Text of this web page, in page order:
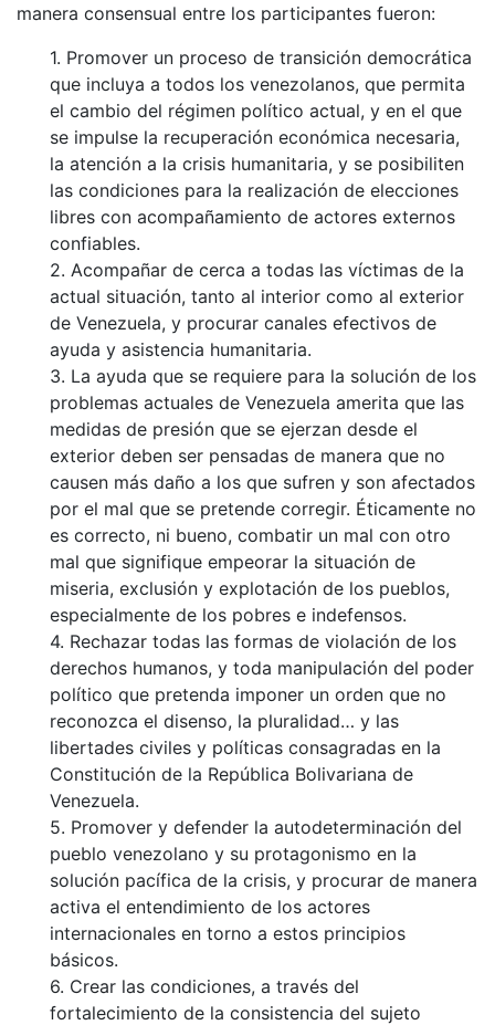
manera consensual entre los participantes fueron:
1. Promover un proceso de transición democrática
que incluya a todos los venezolanos, que permita
el cambio del régimen político actual, y en el que
se impulse la recuperación económica necesaria,
la atención a la crisis humanitaria, y se posibiliten
las condiciones para la realización de elecciones
libres con acompañamiento de actores externos
confiables.
2. Acompañar de cerca a todas las víctimas de la
actual situación, tanto al interior como al exterior
de Venezuela, y procurar canales efectivos de
ayuda y asistencia humanitaria.
3. La ayuda que se requiere para la solución de los
problemas actuales de Venezuela amerita que las
medidas de presión que se ejerzan desde el
exterior deben ser pensadas de manera que no
causen más daño a los que sufren y son afectados
por el mal que se pretende corregir. Éticamente no
es correcto, ni bueno, combatir un mal con otro
mal que signifique empeorar la situación de
miseria, exclusión y explotación de los pueblos,
especialmente de los pobres e indefensos.
4. Rechazar todas las formas de violación de los
derechos humanos, y toda manipulación del poder
político que pretenda imponer un orden que no
reconozca el disenso, la pluralidad… y las
libertades civiles y políticas consagradas en la
Constitución de la República Bolivariana de
Venezuela.
5. Promover y defender la autodeterminación del
pueblo venezolano y su protagonismo en la
solución pacífica de la crisis, y procurar de manera
activa el entendimiento de los actores
internacionales en torno a estos principios
básicos.
6. Crear las condiciones, a través del
fortalecimiento de la consistencia del sujeto